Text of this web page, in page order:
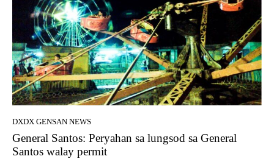
DXDX GENSAN NEWS
General Santos: Peryahan sa lungsod sa General
Santos walay permit